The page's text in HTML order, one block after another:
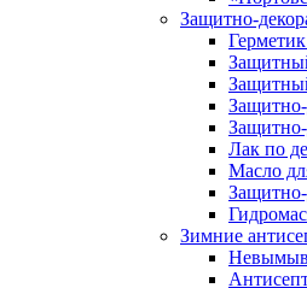
Защитно-
Защитно-
Лак по
Масло
Зимние